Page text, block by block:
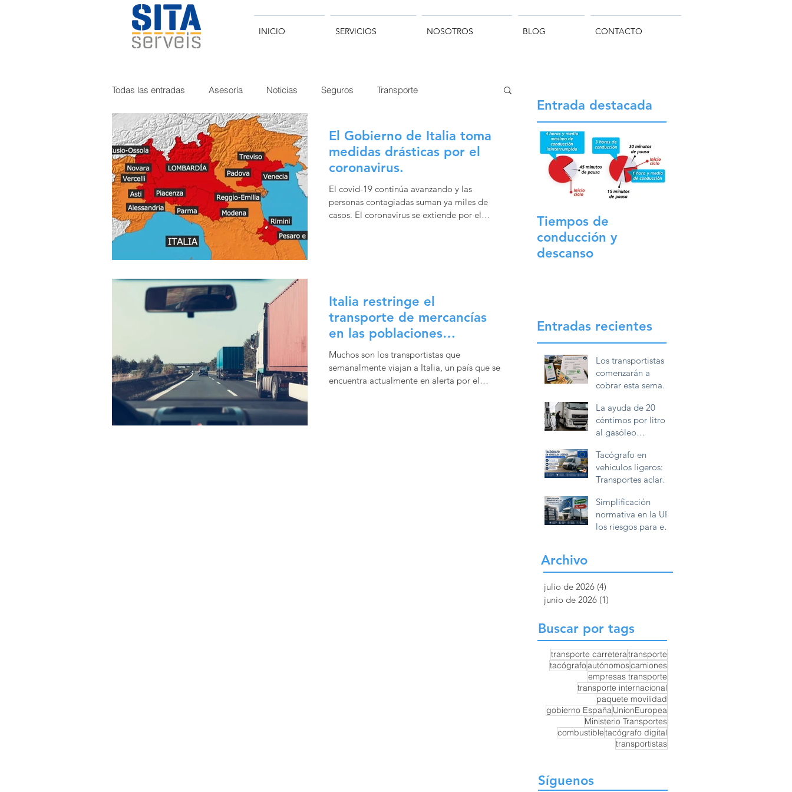
INICIO SERVICIOS NOSOTROS BLOG CONTACTO
Todas las entradas Asesoría Noticias Seguros Transporte
Curiosidades Tacógrafo
El Gobierno de Italia toma
medidas drásticas por el
coronavirus.
El covid-19 continúa avanzando y las
personas contagiadas suman ya miles de
casos. El coronavirus se extiende por el
Italia restringe el
transporte de mercancías
en las poblaciones
afectadas de Lombardía y
Véneto
Muchos son los transportistas que
semanalmente viajan a Italia, un país que se
encuentra actualmente en alerta por el
Entrada destacada
Tiempos de
conducción y
descanso
Entradas recientes
Los transportistas
comenzarán a
cobrar esta semana
céntimos por litro
de gasóleo
profesional
La ayuda de 20
céntimos por litro
al gasóleo
conservar la
documentación
durante diez años
Tacógrafo en
vehículos ligeros:
Transportes aclara
utilizarlo las
furgonetas en
Europa
Simplificación
normativa en la UE:
los riesgos para el
Europa
Archivo
julio de 2026 (4)
junio de 2026 (1)
Buscar por tags
transporte carreteratransporte
tacógrafoautónomoscamiones
empresas transporte
transporte internacional
paquete movilidad
gobierno EspañaUnionEuropea
Ministerio Transportes
combustibletacógrafo digital
transportistas
Síguenos